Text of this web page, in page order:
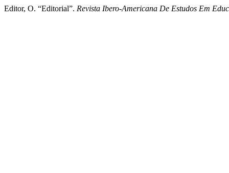
Editor, O. “Editorial”. Revista Ibero-Americana De Estudos Em